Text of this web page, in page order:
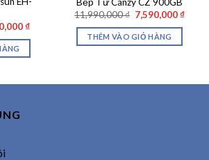
₫.
₫Giá
11,990,000₫ Giá
gốc
là:
11,990,000 ₫.
7,590,000 ₫Giá
THÊM VÀO GIỎ HÀNG